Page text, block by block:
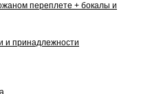
переплете + бокалы и
и принадлежности